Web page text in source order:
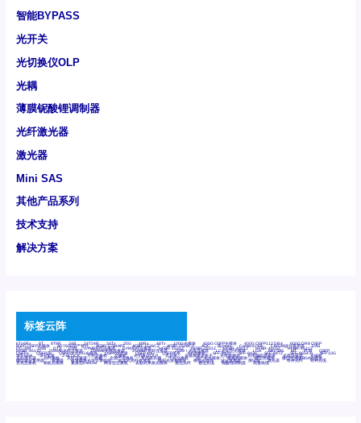
智能BYPASS
光开关
光切换仪OLP
光耦
薄膜铌酸锂调制器
光纤激光器
激光器
Mini SAS
其他产品系列
技术支持
解决方案
标签云阵
6Tx6Rx 8T 8T8R 24R 24T24R 24Tx 25G 48Rx 48Tx 100G光模块 400G OSFP光模块 400G QSFP112 DR4 800G DR8 OSFP
800G OSFP光模块 AD7606国产替代 AFBR-57B4APZ AFBR-1528CZ AFBR-2528CZ AOC Bypass Camera Link CWDM波分复用器 DAS
DC~4M DSS DTS DVS GYMB光纤连接器 GYM光纤连接器 HFBR-1531Z HFBR-2531Z HFBR-4501Z HFBR-4503Z HFBR-4511Z
HFBR-4513Z J599A6光纤连接器 J599A8光电连接器 J599MT光纤连接器 J599Ⅰ光电连接器 LC超短型光模块 LGA Mini SAS MT POB QSFP
QSFP+ QSFP28 QSFP28 100G光模块 QSFP28笼座 QSFP 40G QSFP笼座 RP连接器 SFF-8431 SFF-8436 SFF-8472 SFF-8654 4i SFP 10G
SFP MSA SFP笼座 Z-BLOCK 万兆交换机 交换机 光切换仪OLP 光开关 光模块笼子座子 光电探测器 光电编码器模块 光电连接器 光端机
光纤激光器 光纤跳线 光纤连接器 光耦 全国产交换机 军品级光耦 千兆交换机 国产化光模块 射频光模块 微型光模块 微型可插拔BGA光模块
微型波分复用器 探测器 收发模块光学引擎组件 机架式光纤收发器 模拟光发射模块 模拟光器件 波分复用器 测试版 激光器 特种光纤 特种光缆
百兆交换机 相机光模块 紧凑型DWDM 网管型交换机 表贴式单路光模块 通信光纤 通信光缆 铌酸锂调制器 高速线缆